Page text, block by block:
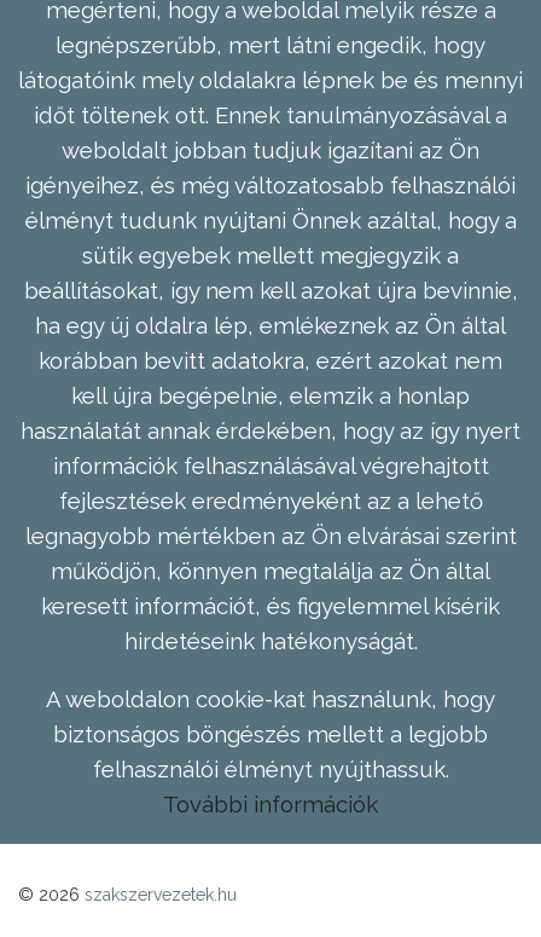
megérteni, hogy a weboldal melyik része a
legnépszerűbb, mert látni engedik, hogy
látogatóink mely oldalakra lépnek be és mennyi
időt töltenek ott. Ennek tanulmányozásával a
weboldalt jobban tudjuk igazítani az Ön
igényeihez, és még változatosabb felhasználói
élményt tudunk nyújtani Önnek azáltal, hogy a
sütik egyebek mellett megjegyzik a
beállításokat, így nem kell azokat újra bevinnie,
ha egy új oldalra lép, emlékeznek az Ön által
korábban bevitt adatokra, ezért azokat nem
kell újra begépelnie, elemzik a honlap
használatát annak érdekében, hogy az így nyert
információk felhasználásával végrehajtott
fejlesztések eredményeként az a lehető
legnagyobb mértékben az Ön elvárásai szerint
működjön, könnyen megtalálja az Ön által
keresett információt, és figyelemmel kísérik
hirdetéseink hatékonyságát.
A weboldalon cookie-kat használunk, hogy
biztonságos böngészés mellett a legjobb
felhasználói élményt nyújthassuk.
További információk
© 2026 szakszervezetek.hu